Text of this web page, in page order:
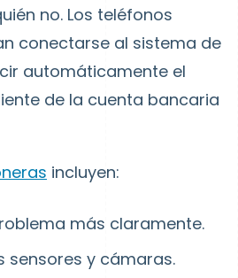
no. Los teléfonos
conectarse al sistema de
automáticamente el
de la cuenta bancaria
incluyen:
más claramente.
sensores y cámaras.